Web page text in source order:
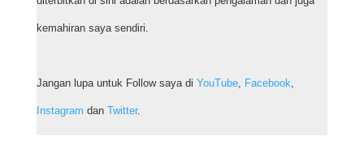
kemahiran saya sendiri.
Jangan lupa untuk Follow saya di YouTube, Facebook,
Instagram dan Twitter.